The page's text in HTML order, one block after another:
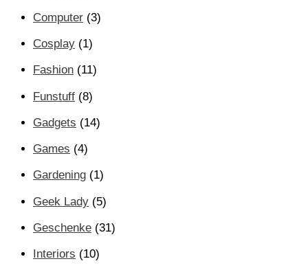
Computer (3)
Cosplay (1)
Fashion (11)
Funstuff (8)
Gadgets (14)
Games (4)
Gardening (1)
Geek Lady (5)
Geschenke (31)
Interiors (10)